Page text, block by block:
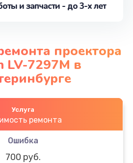
и запчасти - до 3-х лет
проектора
LV-7297M в
Услуга
ремонта
Ошибка
700 руб.